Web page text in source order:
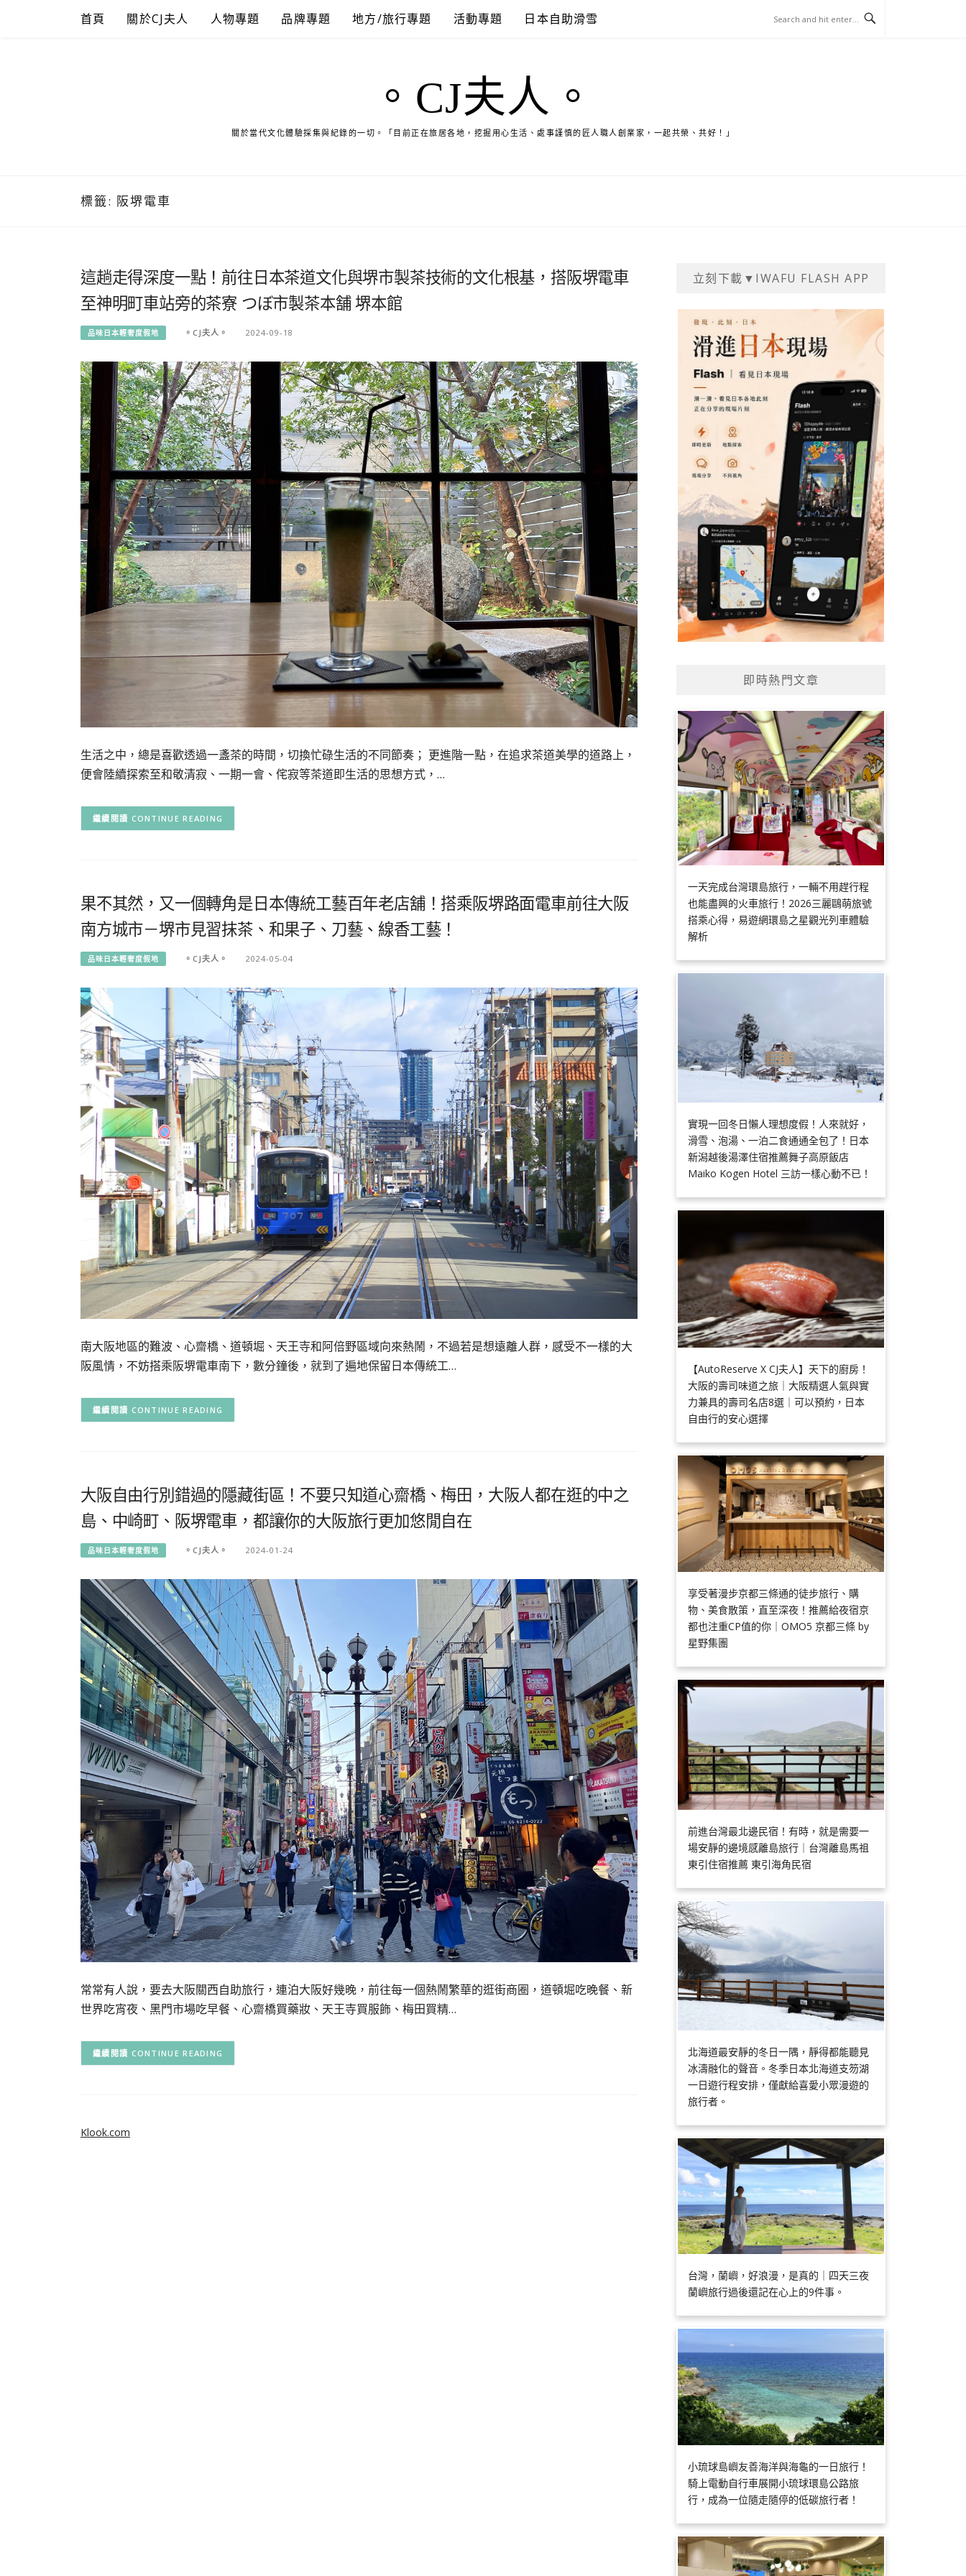
首頁 關於CJ夫人 人物專題 品牌專題 地方/旅行專題 活動專題 日本自助滑雪
。CJ夫人。
關於當代文化體驗採集與紀錄的一切。「目前正在旅居各地，挖掘用心生活、處事謹慎的匠人職人創業家，一起共榮、共好！」
標籤: 阪堺電車
這趟走得深度一點！前往日本茶道文化與堺市製茶技術的文化根基，搭阪堺電車
至神明町車站旁的茶寮 つぼ市製茶本舗 堺本館
品味日本輕奢度假地 。CJ夫人。 2024-09-18
生活之中，總是喜歡透過一盞茶的時間，切換忙碌生活的不同節奏； 更進階一點，在追求茶道美學的道路上，
便會陸續探索至和敬清寂、一期一會、侘寂等茶道即生活的思想方式，…
CONTINUE READING
果不其然，又一個轉角是日本傳統工藝百年老店舖！搭乘阪堺路面電車前往大阪
南方城市－堺市見習抹茶、和果子、刀藝、線香工藝！
品味日本輕奢度假地 。CJ夫人。 2024-05-04
南大阪地區的難波、心齋橋、道頓堀、天王寺和阿倍野區域向來熱鬧，不過若是想遠離人群，感受不一樣的大
阪風情，不妨搭乘阪堺電車南下，數分鐘後，就到了遍地保留日本傳統工…
CONTINUE READING
大阪自由行別錯過的隱藏街區！不要只知道心齋橋、梅田，大阪人都在逛的中之
島、中崎町、阪堺電車，都讓你的大阪旅行更加悠閒自在
品味日本輕奢度假地 。CJ夫人。 2024-01-24
常常有人說，要去大阪關西自助旅行，連泊大阪好幾晚，前往每一個熱鬧繁華的逛街商圈，道頓堀吃晚餐、新
世界吃宵夜、黑門市場吃早餐、心齋橋買藥妝、天王寺買服飾、梅田買精…
CONTINUE READING
立刻下載▼IWAFU FLASH APP
即時熱門文章
一天完成台灣環島旅行，一輛不用趕行程
也能盡興的火車旅行！2026三麗鷗萌旅號
搭乘心得，易遊網環島之星觀光列車體驗
解析
實現一回冬日懶人理想度假！人來就好，
滑雪、泡湯、一泊二食通通全包了！日本
新潟越後湯澤住宿推薦舞子高原飯店
Maiko Kogen Hotel 三訪一樣心動不已！
【AutoReserve X CJ夫人】天下的廚房！
大阪的壽司味道之旅｜大阪精選人氣與實
力兼具的壽司名店8選｜可以預約，日本
自由行的安心選擇
享受著漫步京都三條通的徒步旅行、購
物、美食散策，直至深夜！推薦給夜宿京
都也注重CP值的你｜OMO5 京都三條 by
星野集團
前進台灣最北邊民宿！有時，就是需要一
場安靜的邊境感離島旅行｜台灣離島馬祖
東引住宿推薦 東引海角民宿
北海道最安靜的冬日一隅，靜得都能聽見
冰濤融化的聲音。冬季日本北海道支笏湖
一日遊行程安排，僅獻給喜愛小眾漫遊的
旅行者。
台灣，蘭嶼，好浪漫，是真的｜四天三夜
蘭嶼旅行過後還記在心上的9件事。
小琉球島嶼友善海洋與海龜的一日旅行！
騎上電動自行車展開小琉球環島公路旅
行，成為一位隨走隨停的低碳旅行者！
Klook.com